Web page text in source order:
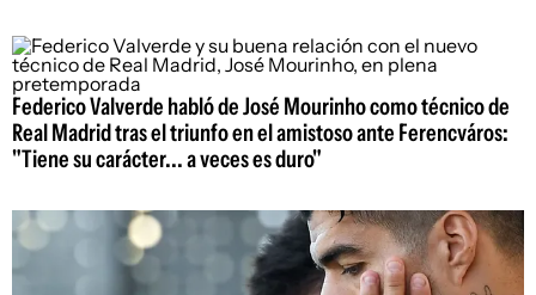
Federico Valverde habló de José Mourinho como técnico de
Real Madrid tras el triunfo en el amistoso ante Ferencváros:
"Tiene su carácter... a veces es duro"